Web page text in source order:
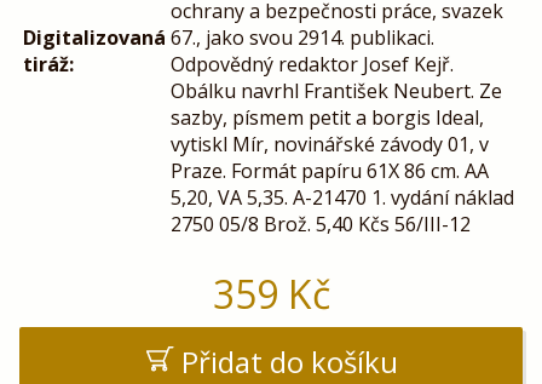
Digitalizovaná
tiráž:
ochrany a bezpečnosti práce, svazek
67., jako svou 2914. publikaci.
Odpovědný redaktor Josef Kejř.
Obálku navrhl František Neubert. Ze
sazby, písmem petit a borgis Ideal,
vytiskl Mír, novinářské závody 01, v
Praze. Formát papíru 61X 86 cm. AA
5,20, VA 5,35. A-21470 1. vydání náklad
2750 05/8 Brož. 5,40 Kčs 56/III-12
359 Kč
Přidat do košíku